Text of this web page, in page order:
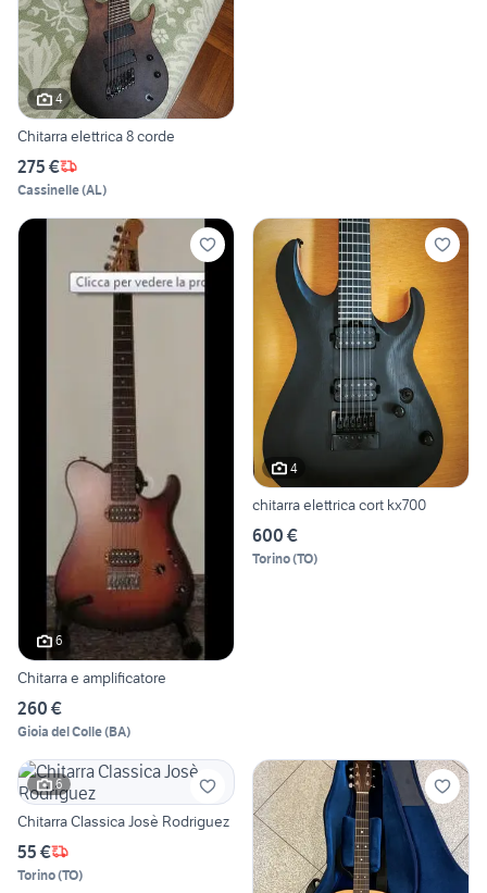
4
Chitarra elettrica 8 corde
275 €
Cassinelle(AL)
6
Chitarra e amplificatore
260 €
Gioia del Colle(BA)
4
chitarra elettrica cort kx700
600 €
Torino(TO)
6
Chitarra Classica Josè Rodriguez
55 €
Torino(TO)